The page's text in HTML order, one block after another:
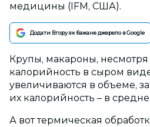
медицины (IFM, США).
Додати Вгору як бажане джерело в Google
Крупы, макароны,
калорийность в сыром
увеличиваются в объеме,
их калорийность – в
А вот термическая